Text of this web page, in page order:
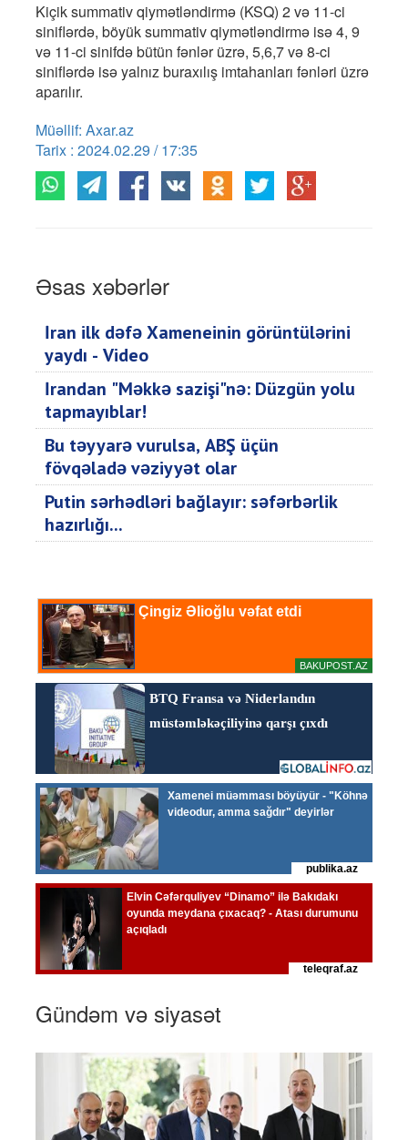
Kiçik summativ qiymətləndirmə (KSQ) 2 və 11-ci
siniflərdə, böyük summativ qiymətləndirmə isə 4, 9
və 11-ci sinifdə bütün fənlər üzrə, 5,6,7 və 8-ci
siniflərdə isə yalnız buraxılış imtahanları fənləri üzrə
aparılır.
Müəllif: Axar.az
Tarix : 2024.02.29 / 17:35
Əsas xəbərlər
İran ilk dəfə Xameneinin görüntülərini
yaydı - Video
İrandan "Məkkə sazişi"nə: Düzgün yolu
tapmayıblar!
Bu təyyarə vurulsa, ABŞ üçün
fövqəladə vəziyyət olar
Putin sərhədləri bağlayır: səfərbərlik
hazırlığı...
Gündəm və siyasət